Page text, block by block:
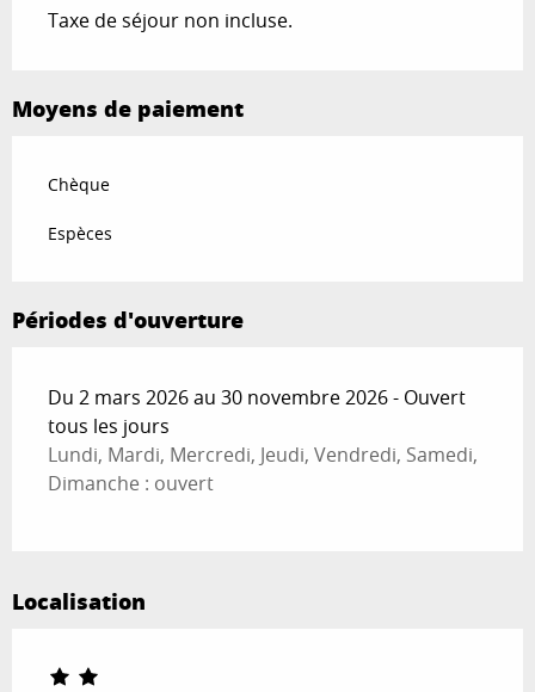
Taxe de séjour non incluse.
Moyens de paiement
Chèque
Espèces
Périodes d'ouverture
Du 2 mars 2026 au 30 novembre 2026 - Ouvert
tous les jours
Lundi, Mardi, Mercredi, Jeudi, Vendredi, Samedi,
Dimanche : ouvert
Localisation